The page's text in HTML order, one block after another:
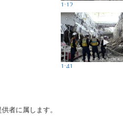
1:12
動画
1:41
者に属します。